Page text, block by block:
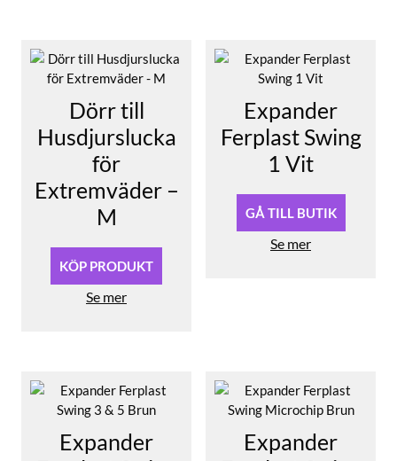
Dörr till
Husdjurslucka
för
Extremväder –
M
KÖP PRODUKT
Se mer
Expander
Ferplast Swing
1 Vit
GÅ TILL BUTIK
Se mer
Expander
Expander